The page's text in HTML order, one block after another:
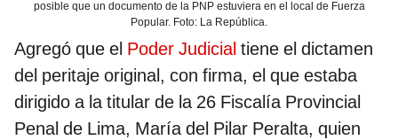
posible que un documento de la PNP estuviera en el local de Fuerza
Popular. Foto: La República.
Agregó que el Poder Judicial tiene el dictamen
del peritaje original, con firma, el que estaba
dirigido a la titular de la 26 Fiscalía Provincial
Penal de Lima, María del Pilar Peralta, quien